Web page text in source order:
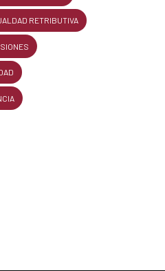
RETRIBUTIVA